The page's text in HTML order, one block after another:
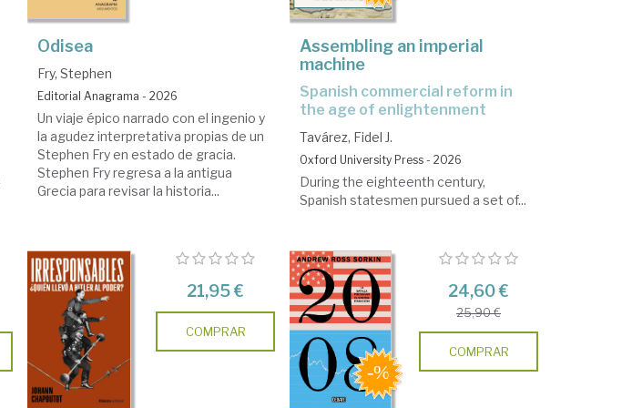
Odisea
Fry, Stephen
Editorial Anagrama - 2026
Un viaje épico narrado con el ingenio y
la agudez interpretativa propias de un
Stephen Fry en estado de gracia.
Stephen Fry regresa a la antigua
Grecia para revisar la historia...
Assembling an imperial
machine
Spanish commercial reform in
the age of enlightenment
Tavárez, Fidel J.
Oxford University Press - 2026
During the eighteenth century,
Spanish statesmen pursued a set of...
21,95 €
COMPRAR
24,60 €
25,90 €
COMPRAR